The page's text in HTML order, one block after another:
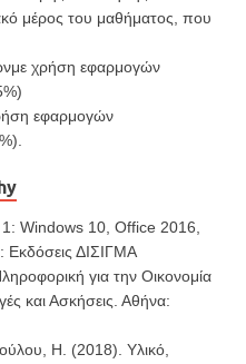
μέρος του μαθήματος, που
χρήση εφαρμογών
εφαρμογών
Windows 10, Office 2016,
ΔΙΣΙΓΜΑ
για την Οικονομία
και Ασκήσεις. Αθήνα:
Η. (2018). Υλικό,